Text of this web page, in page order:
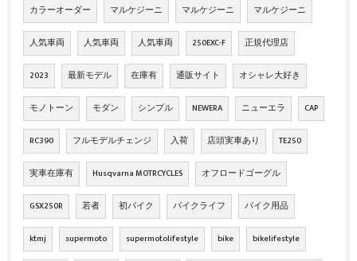
カラーオーダー マルケジーニ マルケジーニ マルケジーニ
人気車両 人気車両 人気車両 250EXC-F 正規代理店
2023 最新モデル 在庫有 通販サイト オシャレ大好き
モノトーン モダン シンプル NEWERA ニューエラ CAP
RC390 フルモデルチェンジ 入荷 店頭実車あり TE250
実車在庫有 Husqvarna MOTRCYCLES オフロードゴーグル
GSX250R 若者 初バイク バイクライフ バイク用品
ktmj supermoto supermotolifestyle bike bikelifestyle